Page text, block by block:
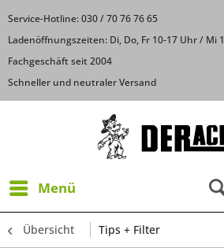
Service-Hotline: 030 / 70 76 76 65
Ladenöffnungszeiten: Di, Do, Fr 10-17 Uhr / Mi
Fachgeschäft seit 2004
Schneller und neutraler Versand
Menü
Übersicht Tips + Filter